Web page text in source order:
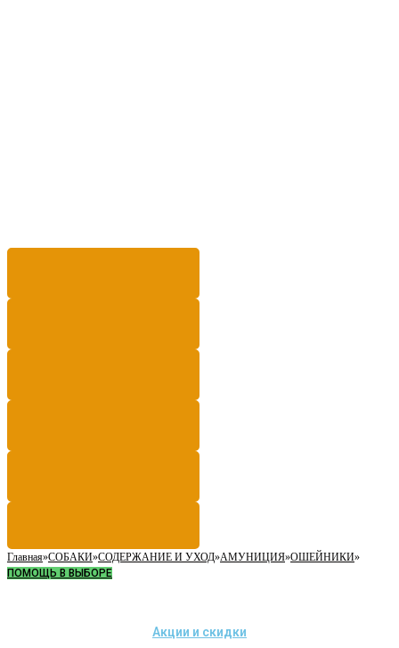
Главная»СОБАКИ»СОДЕРЖАНИЕ И УХОД»АМУНИЦИЯ»ОШЕЙНИКИ»
ПОМОЩЬ В ВЫБОРЕ
Акции и скидки